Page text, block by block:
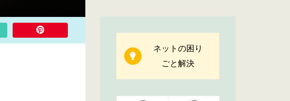
ネットの困り
ごと解決